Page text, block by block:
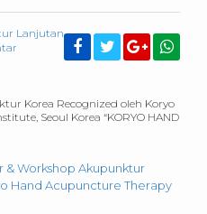
Lanjutan
& Workshop Akupunktur
Hand Acupuncture Therapy